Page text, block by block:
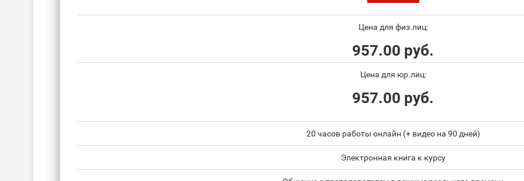
Цена для физ.лиц:
957.00 руб.
Цена для юр.лиц:
957.00 руб.
20 часов работы онлайн (+ видео на 90 дней)
Электронная книга к курсу